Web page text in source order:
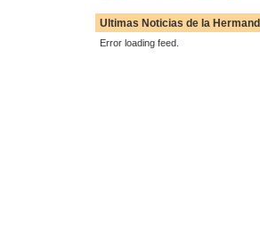
Ultimas Noticias de la
Error loading feed.